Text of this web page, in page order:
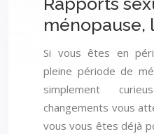
ménopause,
Si vous êtes en
pleine période de
simplement
changements vous
vous vous êtes déjà